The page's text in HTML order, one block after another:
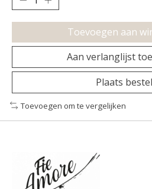
Toevoegen aan
Aan verlanglijst
Plaats
Toevoegen om te vergelijken